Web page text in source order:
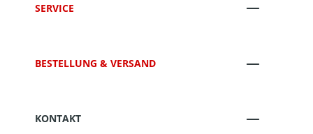
SERVICE
BESTELLUNG & VERSAND
KONTAKT